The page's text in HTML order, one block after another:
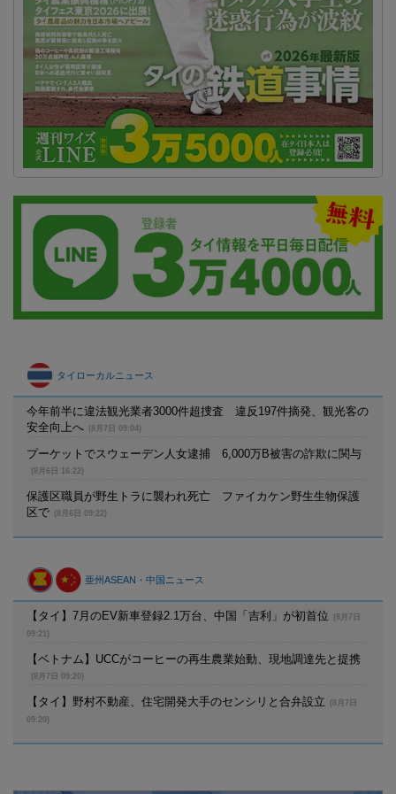
タイローカルニュース
今年前半に違法観光業者3000件超捜査 違反197件摘発、観光客の
安全向上へ
(8月7日 09:04)
プーケットでスウェーデン人女逮捕 6,000万B被害の詐欺に関与
(8月6日 16:22)
保護区職員が野生トラに襲われ死亡 ファイカケン野生生物保護
区で
(8月6日 09:22)
亜州ASEAN・中国ニュース
【タイ】7月のEV新車登録2.1万台、中国「吉利」が初首位
(8月7日
09:21)
【ベトナム】UCCがコーヒーの再生農業始動、現地調達先と提携
(8月7日 09:20)
【タイ】野村不動産、住宅開発大手のセンシリと合弁設立
(8月7日
09:20)